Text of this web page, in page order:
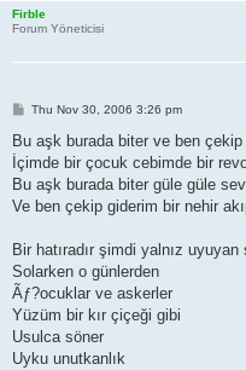
Firble
Forum Yöneticisi
P
s
Thu Nov 30, 2006 3:26 pm
Bu aşk burada biter ve ben çekip
İçimde bir çocuk cebimde bir
Bu aşk burada biter güle güle
Ve ben çekip giderim bir nehir
Bir hatıradır şimdi yalnız uyuyan
Solarken o günlerden
Ãƒ?ocuklar ve askerler
Yüzüm bir kır çiçeği gibi
Usulca söner
Uyku unutkanlık